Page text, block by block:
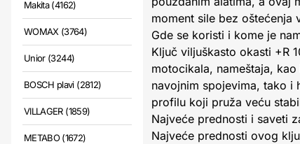
Makita (4162)
WOMAX (3764)
Unior (3244)
BOSCH plavi (2812)
VILLAGER (1859)
METABO (1672)
moment sile bez oštećenja
Gde se koristi i kome je
Ključ viljuškasto okasti +R
motocikala, nameštaja,
navojnim spojevima, tako i
profilu koji pruža veću
Najveće prednosti i saveti
Najveće prednosti ovog